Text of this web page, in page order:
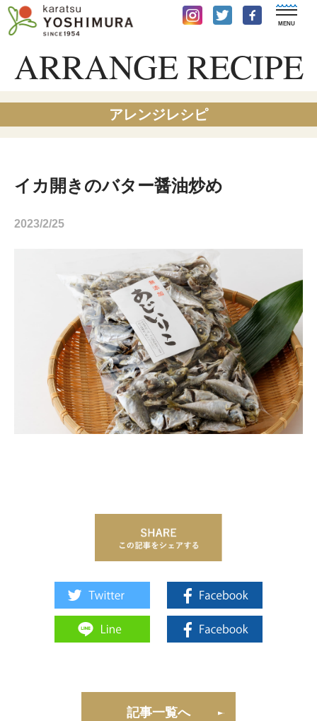
ARRANGE RECIPE
アレンジレシピ
イカ開きのバター醤油炒め
2023/2/25
記事一覧へ